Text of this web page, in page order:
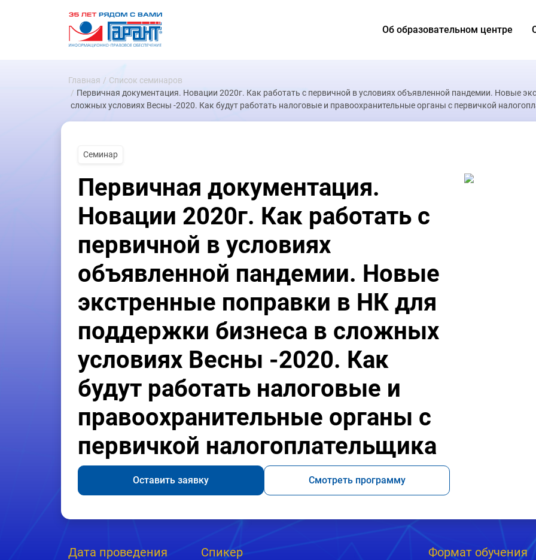
Об образовательном центре
Главная
Список семинаров
Первичная документация. Новации 2020г. Как работать с первичной в условиях объявленной пандемии. Новые
сложных условиях Весны -2020. Как будут работать налоговые и правоохранительные органы с первичкой
Семинар
Первичная документация.
Новации 2020г. Как работать с
первичной в условиях
объявленной пандемии. Новые
экстренные поправки в НК для
поддержки бизнеса в сложных
условиях Весны -2020. Как
будут работать налоговые и
правоохранительные органы с
первичкой налогоплательщика
Оставить заявку Смотреть программу
Дата проведения Спикер Формат обучения